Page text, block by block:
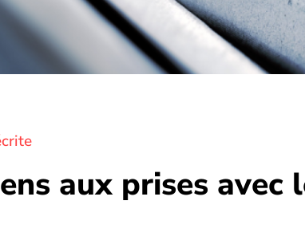
aux prises avec